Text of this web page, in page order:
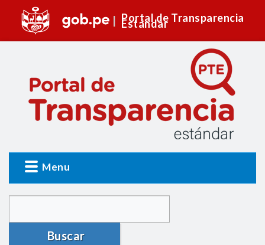
Portal de Transparencia
Estándar
Menu
Buscar